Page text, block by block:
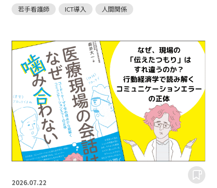
若手看護師 ICT導入 人間関係
2026.07.22